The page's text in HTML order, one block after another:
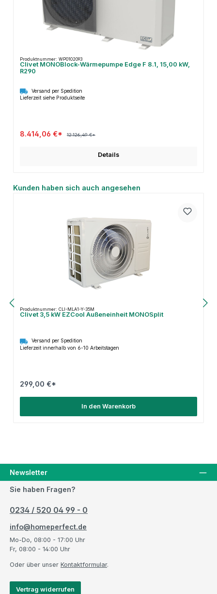
Produktnummer: WP0102093
Clivet MONOBlock-Wärmepumpe Edge F 8.1, 15,00 kW,
R290
Versand per Spedition
Lieferzeit siehe Produktseite
8.414,06 €* 12.126,49 €*
Details
Produktgalerie überspringen
Kunden haben sich auch angesehen
Produktnummer: CLI-MLA1-Y-35M
Clivet 3,5 kW EZCool Außeneinheit MONOSplit
Versand per Spedition
Lieferzeit innerhalb von 6-10 Arbeitstagen
299,00 €*
In den Warenkorb
Newsletter
Sie haben Fragen?
0234 / 520 04 99 - 0
info@homeperfect.de
Mo-Do, 08:00 - 17:00 Uhr
Fr, 08:00 - 14:00 Uhr
Oder über unser Kontaktformular.
Vertrag widerrufen